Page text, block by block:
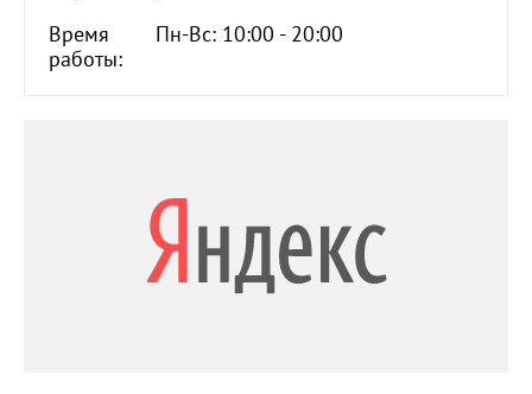
Время
работы:
Пн-Вс: 10:00 - 20:00